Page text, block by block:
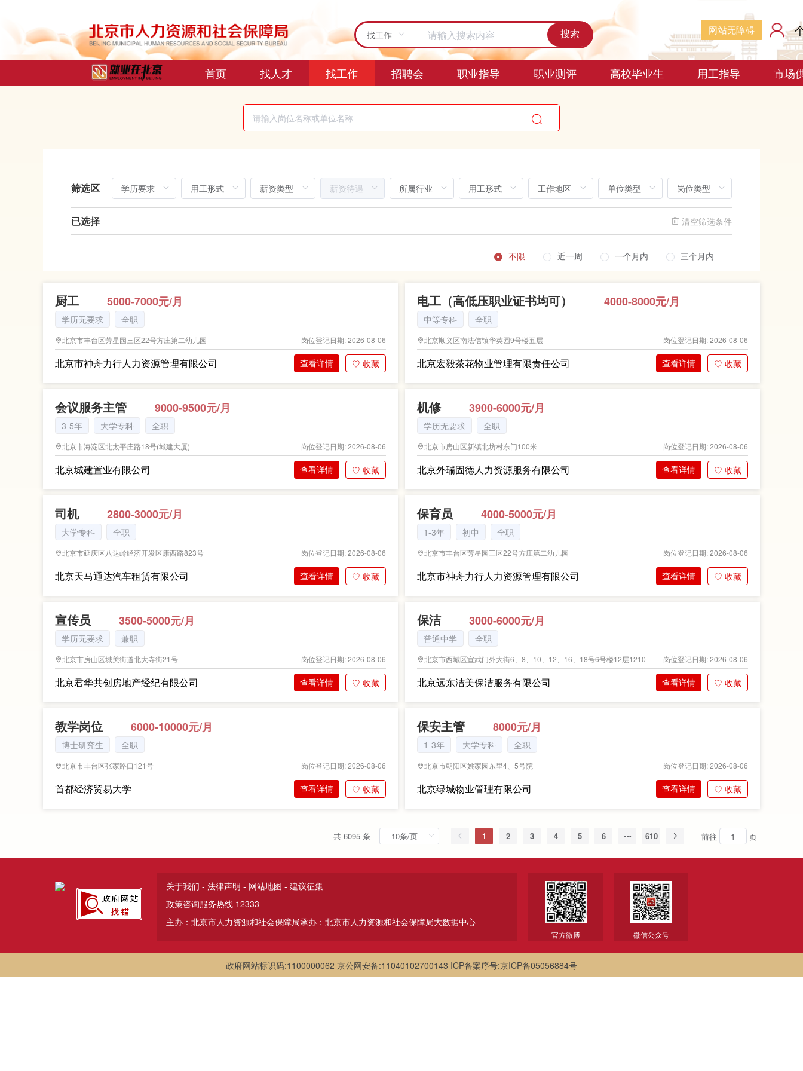
搜索 网站无障碍
首页 找人才 找工作 招聘会 职业指导 职业测评 高校毕业生 用工指导 市场
筛选区
已选择 清空筛选条件
不限 近一周 一个月内 三个月内
厨工 5000-7000元/月
学历无要求 全职
北京市丰台区芳星园三区22号方庄第二幼儿园 岗位登记日期: 2026-08-06
北京市神舟力行人力资源管理有限公司 查看详情 ♡ 收藏
电工（高低压职业证书均可） 4000-8000元/月
中等专科 全职
北京顺义区南法信镇华英园9号楼五层 岗位登记日期: 2026-08-06
北京宏毅茶花物业管理有限责任公司 查看详情 ♡ 收藏
会议服务主管 9000-9500元/月
3-5年 大学专科 全职
北京市海淀区北太平庄路18号(城建大厦) 岗位登记日期: 2026-08-06
北京城建置业有限公司 查看详情 ♡ 收藏
机修 3900-6000元/月
学历无要求 全职
北京市房山区新镇北坊村东门100米 岗位登记日期: 2026-08-06
北京外瑞固德人力资源服务有限公司 查看详情 ♡ 收藏
司机 2800-3000元/月
大学专科 全职
北京市延庆区八达岭经济开发区康西路823号 岗位登记日期: 2026-08-06
北京天马通达汽车租赁有限公司 查看详情 ♡ 收藏
保育员 4000-5000元/月
1-3年 初中 全职
北京市丰台区芳星园三区22号方庄第二幼儿园 岗位登记日期: 2026-08-06
北京市神舟力行人力资源管理有限公司 查看详情 ♡ 收藏
宣传员 3500-5000元/月
学历无要求 兼职
北京市房山区城关街道北大寺街21号 岗位登记日期: 2026-08-06
北京君华共创房地产经纪有限公司 查看详情 ♡ 收藏
保洁 3000-6000元/月
普通中学 全职
北京市西城区宣武门外大街6、8、10、12、16、18号6号楼12层1210 岗位登记日期: 2026-08-06
北京远东洁美保洁服务有限公司 查看详情 ♡ 收藏
教学岗位 6000-10000元/月
博士研究生 全职
北京市丰台区张家路口121号 岗位登记日期: 2026-08-06
首都经济贸易大学 查看详情 ♡ 收藏
保安主管 8000元/月
1-3年 大学专科 全职
北京市朝阳区姚家园东里4、5号院 岗位登记日期: 2026-08-06
北京绿城物业管理有限公司 查看详情 ♡ 收藏
共 6095 条 1 2 3 4 5 6 610 前往 页
关于我们 - 法律声明 - 网站地图 - 建议征集
政策咨询服务热线 12333
主办：北京市人力资源和社会保障局承办：北京市人力资源和社会保障局大数据中心
官方微博 微信公众号
政府网站标识码:1100000062 京公网安备:11040102700143 ICP备案序号:京ICP备05056884号